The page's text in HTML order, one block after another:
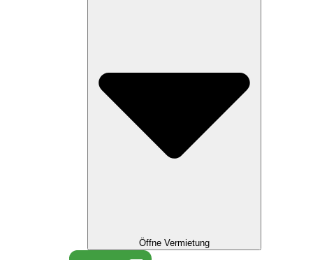
Öffne Vermietung